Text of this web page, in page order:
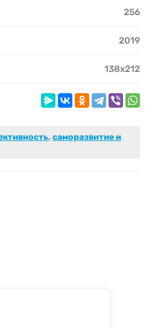
256
2019
138х212
, саморазвитие и